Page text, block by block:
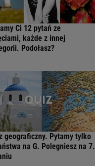
Ci 12 pytań ze
każde z innej
Podołasz?
geograficzny. Pytamy tylko
na G. Polegniesz na 7.